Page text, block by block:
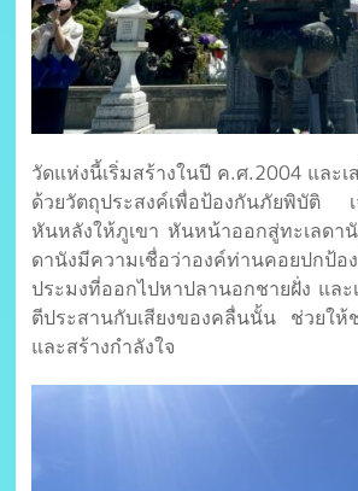
วัดแห่งนี้เริ่มสร้างในปี ค.ศ.2004 และ
ด้วยวัตถุประสงค์เพื่อป้องกันภัยพิบัติ
หันหลังให้ภูเขา หันหน้าออกสู่ทะเลดา
ดานังมีความเชื่อว่าองค์ท่านคอยปกป้อ
ประมงที่ออกไปหาปลานอกชายฝั่ง และ
ตีประสานกับเสียงของคลื่นนั้น ช่วยให้
และสร้างกำลังใจ